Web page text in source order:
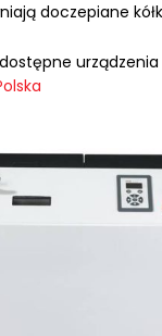
doczepiane
urządzenia